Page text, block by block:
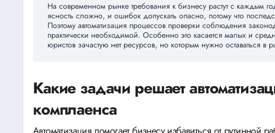
На современном рынке требования к бизнесу растут с каждым
ясность сложно, и ошибок допускать опасно, потому что
Поэтому автоматизация процессов проверки соблюдения
практически необходимой. Особенно это касается малых и
юристов зачастую нет ресурсов, но которым нужно оставаться в
Какие задачи решает
комплаенса